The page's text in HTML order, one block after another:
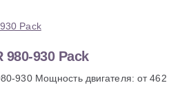
980-930 Pack
930 Мощность двигателя: от 462